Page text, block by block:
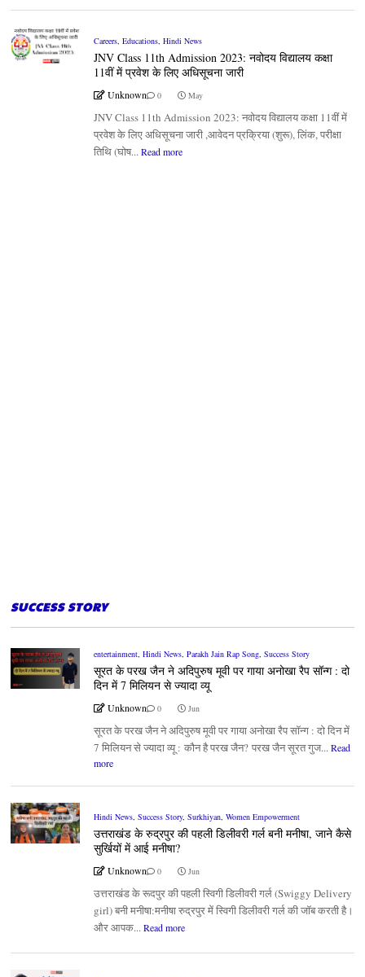
Careers, Educations, Hindi News
JNV Class 11th Admission 2023: नवोदय विद्यालय कक्षा
11वीं में प्रवेश के लिए अधिसूचना जारी
Unknown 0 May
JNV Class 11th Admission 2023: नवोदय विद्यालय कक्षा 11वीं में
प्रवेश के लिए अधिसूचना जारी ,आवेदन प्रक्रिया (शुरू), लिंक, परीक्षा
तिथि (घोष... Read more
SUCCESS STORY
entertainment, Hindi News, Parakh Jain Rap Song, Success Story
सूरत के परख जैन ने अदिपुरुष मूवी पर गाया अनोखा रैप सॉन्ग : दो
दिन में 7 मिलियन से ज्यादा व्यू
Unknown 0 Jun
सूरत के परख जैन ने अदिपुरुष मूवी पर गाया अनोखा रैप सॉन्ग : दो दिन में
7 मिलियन से ज्यादा व्यू : कौन है परख जैन? परख जैन सूरत गुज... Read
more
Hindi News, Success Story, Surkhiyan, Women Empowerment
उत्तराखंड के रुद्रपुर की पहली डिलीवरी गर्ल बनी मनीषा, जाने कैसे
सुर्खियों में आई मनीषा?
Unknown 0 Jun
उत्तराखंड के रूदपुर की पहली स्विगी डिलीवरी गर्ल (Swiggy Delivery
girl) बनी मनीषा:मनीषा रुद्रपुर में स्विगी डिलीवरी गर्ल की जॉब करती है।
और आपक... Read more